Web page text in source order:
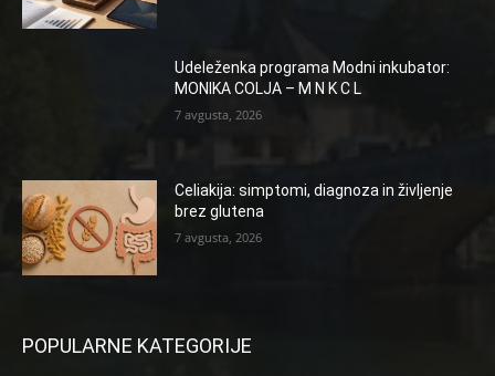
Udeleženka programa Modni inkubator:
MONIKA COLJA – M N K C L
7 avgusta, 2026
Celiakija: simptomi, diagnoza in življenje
brez glutena
7 avgusta, 2026
POPULARNE KATEGORIJE